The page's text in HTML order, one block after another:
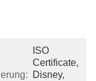
ISO
Certificate,
Disney,